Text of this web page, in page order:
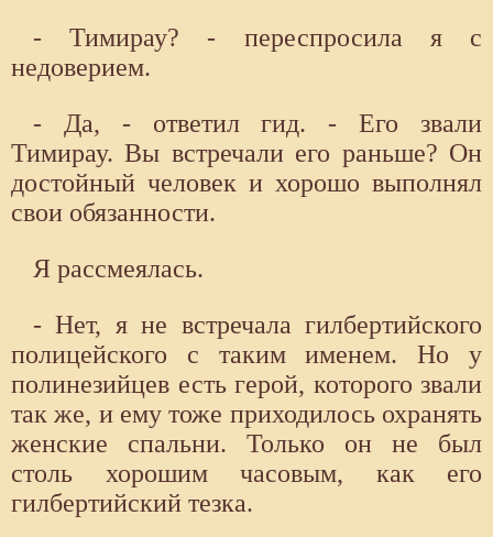
- Тимирау? - переспросила я с
недоверием.
- Да, - ответил гид. - Его звали
Тимирау. Вы встречали его раньше? Он
достойный человек и хорошо выполнял
свои обязанности.
Я рассмеялась.
- Нет, я не встречала гилбертийского
полицейского с таким именем. Но у
полинезийцев есть герой, которого звали
так же, и ему тоже приходилось охранять
женские спальни. Только он не был
столь хорошим часовым, как его
гилбертийский тезка.